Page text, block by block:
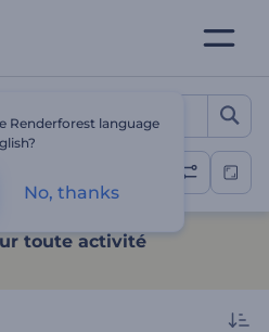
pour
toute activité
Renderforest language
No, thanks